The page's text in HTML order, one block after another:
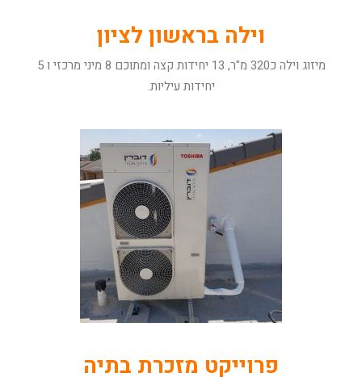
וילה בראשון לציון
מיזוג וילה כ320 מ"ר, 13 יחידות קצה ומתוכם 8 מיני מרכזי ו 5
יחידות עיליות.
פרוייקט מזכרת בתיה